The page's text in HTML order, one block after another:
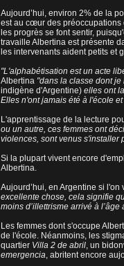
Aujourd’hui, environ 2% de la
est au cœur des préoccupations
les progrès se font sentir,
travaille Albertina est présente
les intervenants aident petits et
"L'alphabétisation est un acte
Albertina "dans la classe dont
indigène d'Argentine) elles ont
Elles n'ont jamais été à l'école
L'apprentissage de la lecture
ou un autre, ces femmes ont
violences, sont venus s'installer
Si la plupart vivent encore
Albertina.
Aujourd’hui, en Argentine si
excellente chose, cela signifie
moins d’illettrisme arrivé à l’âge
Les femmes dont s'occupe
de l'école. Néanmoins, les
quartier Villa 2 de abril, un
emergencia, abritent encore